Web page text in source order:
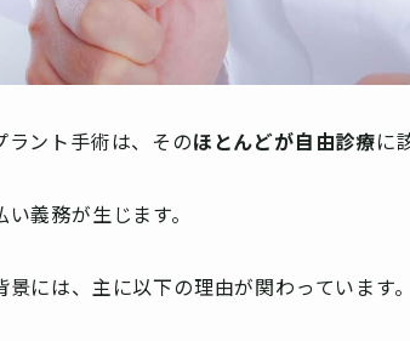
ント手術は、そのほとんどが自由診療に
義務が生じます。
には、主に以下の理由が関わっています。